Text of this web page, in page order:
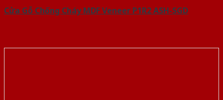
Cửa Gỗ Chống Cháy MDF Veneer P1R2 ASH-SGD